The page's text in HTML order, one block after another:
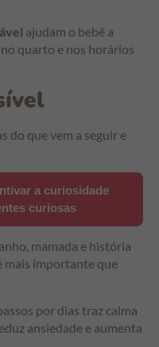
ajudam o bebê a
quarto e nos horários
do que vem a seguir e
a curiosidade
curiosas
mamada e história
mais importante que
por dias traz calma
ansiedade e aumenta